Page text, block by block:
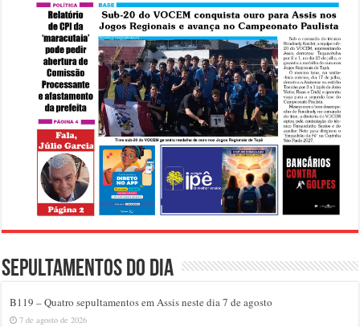
Sepultamentos do dia
B119 – Quatro sepultamentos em Assis neste dia 7 de agosto
7 de agosto de 2026